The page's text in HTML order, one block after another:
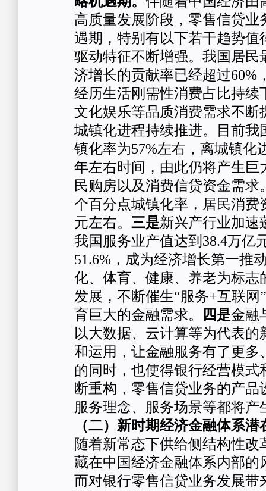
高质量发展阶段，零售信贷业
遇期，特别有以下若干趋势值
驱动特征不断增强。我国居民
济增长的贡献率已经超过60%
经历生活刚需性消费占比持续
文化娱乐等品质消费需求不断
城镇化进程持续推进。目前我
镇化率为57%左右，离城镇化
年左右时间，由此仍将产生巨
民购房以及消费信贷资金需求
个百分点城镇化率，居民消费
元左右。 三是新兴产行业加速
我国服务业产值达到38.4万亿
51.6%，成为经济增长第一推
化、体育、健康、养老为标志
发展，不断催生“服务+互联网
育巨大的金融需求。
四是金融
以大数据、云计算等为代表的
和运用，让金融服务有了更多
的同时，也使得银行经营模式
断重构，零售信贷业务的产品
服务理念、服务场景等都将产
（二）新时期经济金融体系
随着新常态下供给侧结构性改
藏在中国经济金融体系内部的
而对银行零售信贷业务发展带